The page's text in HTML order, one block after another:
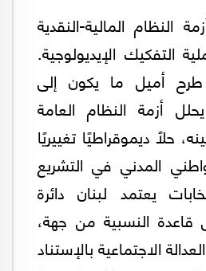
النظام المالية-النقدية
التفكيك الإيديولوجية.
أميل ما يكون إلى
يحلل أزمة النظام العامة
حلاً ديموقراطيًا تغييريًا
المدني في التشريع
يعتمد لبنان دائرة
قاعدة النسبية من جهة،
الاجتماعية بالإستناد